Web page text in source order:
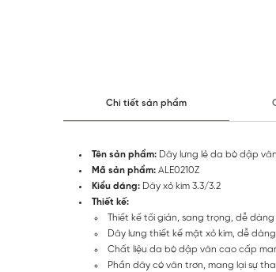
Chi tiết sản phẩm
Tên sản phẩm: Dây lưng lẻ da bò dập vân
Mã sản phẩm: ALE0210Z
Kiểu dáng: Dây xỏ kim 3.3/3.2
Thiết kế:
Thiết kế tối giản, sang trọng, dễ dàng
Dây lưng thiết kế mặt xỏ kim, dễ
Chất liệu da bò dập vân cao cấp
Phần dây có vân trơn, mang lại sự